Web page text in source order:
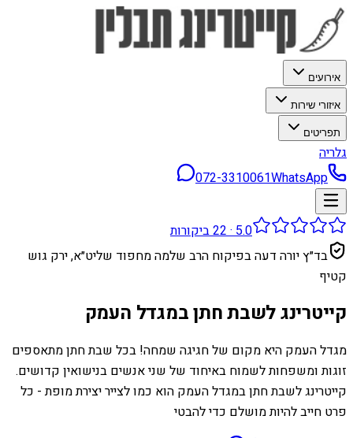
אירועים
איזורי שירות
תפריטים
גלריה
072-3310061WhatsApp
5.0
·
22ביקורות
בד״ץ יורה דעה בפיקוח הרב שלמה מחפוד שליט״א, ירק גוש
קטיף
קייטרינג לשבת חתן במגדל העמק
מגדל העמק היא מקום של חגיגה שמחה! בכל שבת חתן מתאספים
זוגות ומשפחות לשמוח באיחוד של שני אנשים בנישואין קדושים.
קייטרינג לשבת חתן במגדל העמק הוא כמו לצייר יצירת מופת - כל
פרט חייב להיות מושלם כדי להבטי